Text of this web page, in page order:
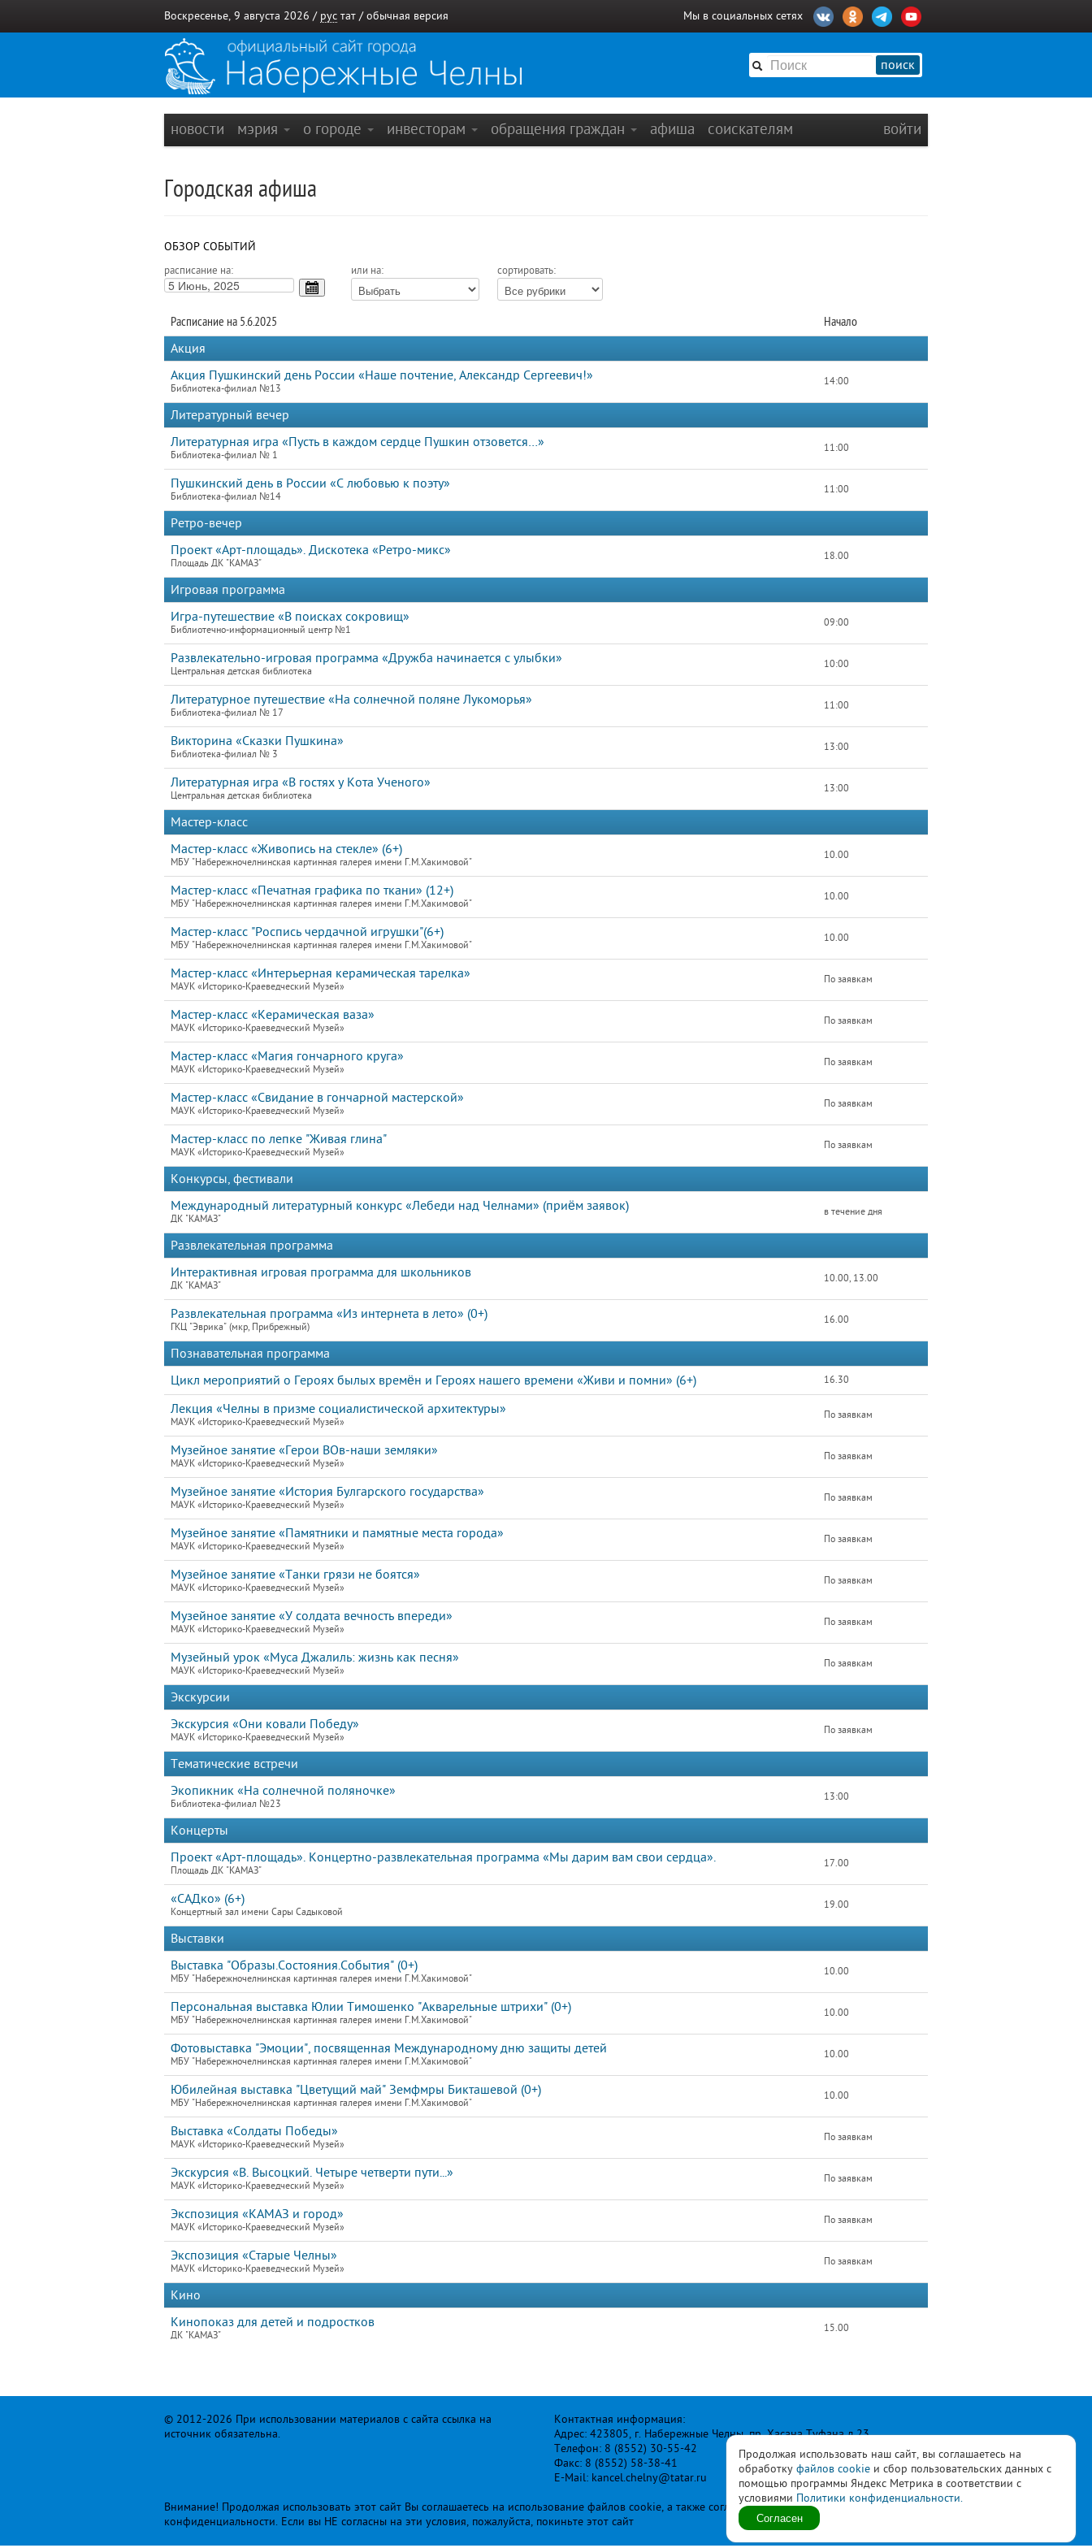
Продолжая использовать наш сайт, вы соглашаетесь на
обработку файлов cookie и сбор пользовательских данных с
помощью программы Яндекс Метрика в соответствии с
условиями Политики конфиденциальности.
Согласен
Воскресенье, 9 августа 2026 / рус тат / обычная версия Мы в социальных сетях
поиск
новости мэрия о городе инвесторам обращения граждан афиша соискателям войти
Городская афиша
ОБЗОР СОБЫТИЙ
расписание на: или на: сортировать:
Расписание на 5.6.2025
Начало
Акция
Акция Пушкинский день России «Наше почтение, Александр Сергеевич!»
Библиотека-филиал №13
14:00
Литературный вечер
Литературная игра «Пусть в каждом сердце Пушкин отзовется…»
Библиотека-филиал № 1
11:00
Пушкинский день в России «С любовью к поэту»
Библиотека-филиал №14
11:00
Ретро-вечер
Проект «Арт-площадь». Дискотека «Ретро-микс»
Площадь ДК "КАМАЗ"
18.00
Игровая программа
Игра-путешествие «В поисках сокровищ»
Библиотечно-информационный центр №1
09:00
Развлекательно-игровая программа «Дружба начинается с улыбки»
Центральная детская библиотека
10:00
Литературное путешествие «На солнечной поляне Лукоморья»
Библиотека-филиал № 17
11:00
Викторина «Сказки Пушкина»
Библиотека-филиал № 3
13:00
Литературная игра «В гостях у Кота Ученого»
Центральная детская библиотека
13:00
Мастер-класс
Мастер-класс «Живопись на стекле» (6+)
МБУ "Набережночелнинская картинная галерея имени Г.М.Хакимовой"
10.00
Мастер-класс «Печатная графика по ткани» (12+)
МБУ "Набережночелнинская картинная галерея имени Г.М.Хакимовой"
10.00
Мастер-класс "Роспись чердачной игрушки"(6+)
МБУ "Набережночелнинская картинная галерея имени Г.М.Хакимовой"
10.00
Мастер-класс «Интерьерная керамическая тарелка»
МАУК «Историко-Краеведческий Музей»
По заявкам
Мастер-класс «Керамическая ваза»
МАУК «Историко-Краеведческий Музей»
По заявкам
Мастер-класс «Магия гончарного круга»
МАУК «Историко-Краеведческий Музей»
По заявкам
Мастер-класс «Свидание в гончарной мастерской»
МАУК «Историко-Краеведческий Музей»
По заявкам
Мастер-класс по лепке "Живая глина"
МАУК «Историко-Краеведческий Музей»
По заявкам
Конкурсы, фестивали
Международный литературный конкурс «Лебеди над Челнами» (приём заявок)
ДК "КАМАЗ"
в течение дня
Развлекательная программа
Интерактивная игровая программа для школьников
ДК "КАМАЗ"
10.00, 13.00
Развлекательная программа «Из интернета в лето» (0+)
ГКЦ "Эврика" (мкр, Прибрежный)
16.00
Познавательная программа
Цикл мероприятий о Героях былых времён и Героях нашего времени «Живи и помни» (6+)
16.30
Лекция «Челны в призме социалистической архитектуры»
МАУК «Историко-Краеведческий Музей»
По заявкам
Музейное занятие «Герои ВОв-наши земляки»
МАУК «Историко-Краеведческий Музей»
По заявкам
Музейное занятие «История Булгарского государства»
МАУК «Историко-Краеведческий Музей»
По заявкам
Музейное занятие «Памятники и памятные места города»
МАУК «Историко-Краеведческий Музей»
По заявкам
Музейное занятие «Танки грязи не боятся»
МАУК «Историко-Краеведческий Музей»
По заявкам
Музейное занятие «У солдата вечность впереди»
МАУК «Историко-Краеведческий Музей»
По заявкам
Музейный урок «Муса Джалиль: жизнь как песня»
МАУК «Историко-Краеведческий Музей»
По заявкам
Экскурсии
Экскурсия «Они ковали Победу»
МАУК «Историко-Краеведческий Музей»
По заявкам
Тематические встречи
Экопикник «На солнечной поляночке»
Библиотека-филиал №23
13:00
Концерты
Проект «Арт-площадь». Концертно-развлекательная программа «Мы дарим вам свои сердца».
Площадь ДК "КАМАЗ"
17.00
«САДко» (6+)
Концертный зал имени Сары Садыковой
19.00
Выставки
Выставка "Образы.Состояния.События" (0+)
МБУ "Набережночелнинская картинная галерея имени Г.М.Хакимовой"
10.00
Персональная выставка Юлии Тимошенко "Акварельные штрихи" (0+)
МБУ "Набережночелнинская картинная галерея имени Г.М.Хакимовой"
10.00
Фотовыставка "Эмоции", посвященная Международному дню защиты детей
МБУ "Набережночелнинская картинная галерея имени Г.М.Хакимовой"
10.00
Юбилейная выставка "Цветущий май" Земфмры Бикташевой (0+)
МБУ "Набережночелнинская картинная галерея имени Г.М.Хакимовой"
10.00
Выставка «Солдаты Победы»
МАУК «Историко-Краеведческий Музей»
По заявкам
Экскурсия «В. Высоцкий. Четыре четверти пути...»
МАУК «Историко-Краеведческий Музей»
По заявкам
Экспозиция «КАМАЗ и город»
МАУК «Историко-Краеведческий Музей»
По заявкам
Экспозиция «Старые Челны»
МАУК «Историко-Краеведческий Музей»
По заявкам
Кино
Кинопоказ для детей и подростков
ДК "КАМАЗ"
15.00
© 2012-2026 При использовании материалов с сайта ссылка на
источник обязательна.
Контактная информация:
Адрес: 423805, г. Набережные Челны, пр. Хасана Туфана д.23
Телефон: 8 (8552) 30-55-42
Факс: 8 (8552) 58-38-41
E-Mail: kancel.chelny@tatar.ru
Внимание! Продолжая использовать этот сайт Вы соглашаетесь на использование файлов cookie, а также согласны сполитикой
конфиденциальности. Если вы НЕ согласны на эти условия, пожалуйста, покиньте этот сайт